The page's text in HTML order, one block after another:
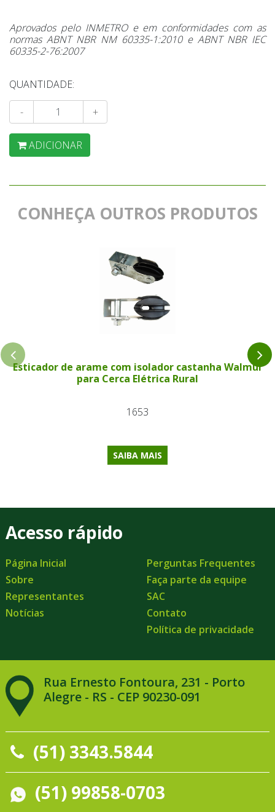
Aprovados pelo INMETRO e em conformidades com as
normas ABNT NBR NM 60335-1:2010 e ABNT NBR IEC
60335-2-76:2007
QUANTIDADE:
- +
ADICIONAR
CONHEÇA OUTROS PRODUTOS
Esticador de arame com isolador castanha Walmur
para Cerca Elétrica Rural
1653
SAIBA MAIS
Acesso rápido
Página Inicial
Sobre
Representantes
Notícias
Perguntas Frequentes
Faça parte da equipe
SAC
Contato
Política de privacidade
Rua Ernesto Fontoura, 231 - Porto
Alegre - RS - CEP 90230-091
(51) 3343.5844
(51) 99858-0703